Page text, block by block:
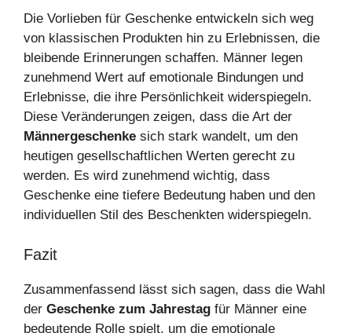
Die Vorlieben für Geschenke entwickeln sich weg
von klassischen Produkten hin zu Erlebnissen, die
bleibende Erinnerungen schaffen. Männer legen
zunehmend Wert auf emotionale Bindungen und
Erlebnisse, die ihre Persönlichkeit widerspiegeln.
Diese Veränderungen zeigen, dass die Art der
Männergeschenke sich stark wandelt, um den
heutigen gesellschaftlichen Werten gerecht zu
werden. Es wird zunehmend wichtig, dass
Geschenke eine tiefere Bedeutung haben und den
individuellen Stil des Beschenkten widerspiegeln.
Fazit
Zusammenfassend lässt sich sagen, dass die Wahl
der Geschenke zum Jahrestag für Männer eine
bedeutende Rolle spielt, um die emotionale